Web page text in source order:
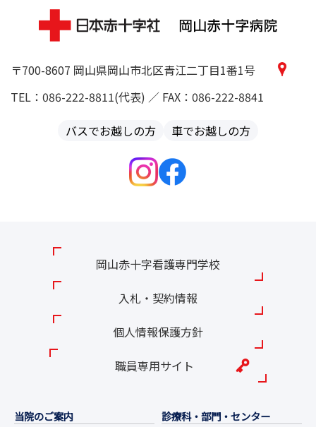
〒700-8607 岡山県岡山市北区青江二丁目1番1号
TEL：086-222-8811(代表) ／ FAX：086-222-8841
バスでお越しの方
車でお越しの方
岡山赤十字看護専門学校
入札・契約情報
個人情報保護方針
職員専用サイト
当院のご案内 診療科・部門・センター